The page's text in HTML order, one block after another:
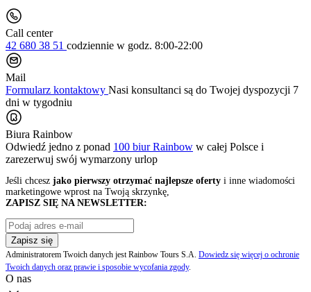
Call center
42 680 38 51 codziennie w godz. 8:00-22:00
Mail
Formularz kontaktowy Nasi konsultanci są do Twojej dyspozycji 7
dni w tygodniu
Biura Rainbow
Odwiedź jedno z ponad 100 biur Rainbow w całej Polsce i
zarezerwuj swój wymarzony urlop
Jeśli chcesz jako pierwszy otrzymać najlepsze oferty i inne wiadomości
marketingowe wprost na Twoją skrzynkę,
ZAPISZ SIĘ NA NEWSLETTER:
Zapisz się
Administratorem Twoich danych jest Rainbow Tours S.A. Dowiedz się więcej o ochronie
Twoich danych oraz prawie i sposobie wycofania zgody.
O nas